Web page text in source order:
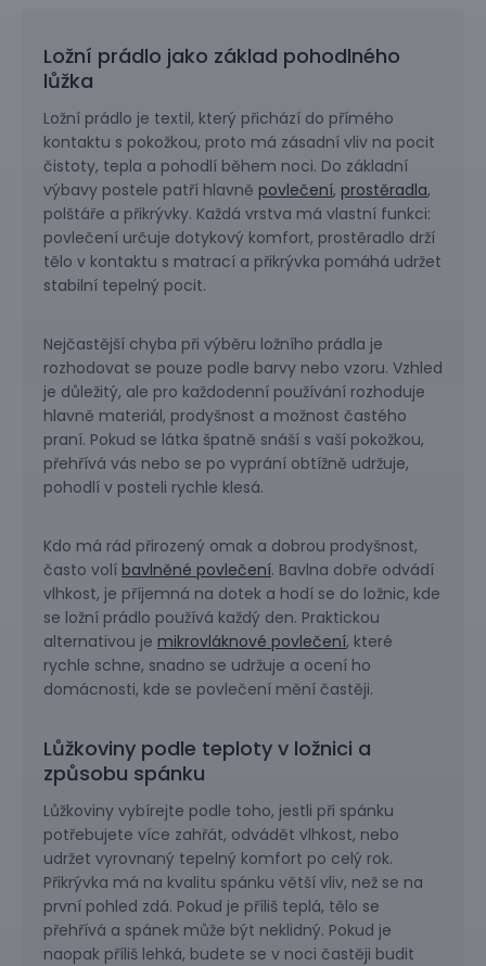
Ložní prádlo jako základ pohodlného
lůžka
Ložní prádlo je textil, který přichází do přímého
kontaktu s pokožkou, proto má zásadní vliv na pocit
čistoty, tepla a pohodlí během noci. Do základní
výbavy postele patří hlavně povlečení, prostěradla,
polštáře a přikrývky. Každá vrstva má vlastní funkci:
povlečení určuje dotykový komfort, prostěradlo drží
tělo v kontaktu s matrací a přikrývka pomáhá udržet
stabilní tepelný pocit.
Nejčastější chyba při výběru ložního prádla je
rozhodovat se pouze podle barvy nebo vzoru. Vzhled
je důležitý, ale pro každodenní používání rozhoduje
hlavně materiál, prodyšnost a možnost častého
praní. Pokud se látka špatně snáší s vaší pokožkou,
přehřívá vás nebo se po vyprání obtížně udržuje,
pohodlí v posteli rychle klesá.
Kdo má rád přirozený omak a dobrou prodyšnost,
často volí bavlněné povlečení. Bavlna dobře odvádí
vlhkost, je příjemná na dotek a hodí se do ložnic, kde
se ložní prádlo používá každý den. Praktickou
alternativou je mikrovláknové povlečení, které
rychle schne, snadno se udržuje a ocení ho
domácnosti, kde se povlečení mění častěji.
Lůžkoviny podle teploty v ložnici a
způsobu spánku
Lůžkoviny vybírejte podle toho, jestli při spánku
potřebujete více zahřát, odvádět vlhkost, nebo
udržet vyrovnaný tepelný komfort po celý rok.
Přikrývka má na kvalitu spánku větší vliv, než se na
první pohled zdá. Pokud je příliš teplá, tělo se
přehřívá a spánek může být neklidný. Pokud je
naopak příliš lehká, budete se v noci častěji budit